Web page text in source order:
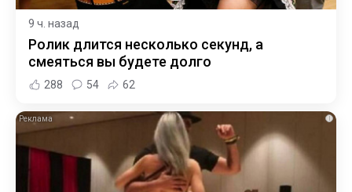
9 ч. назад
Ролик длится несколько секунд, а
смеяться вы будете долго
288 54 62
i